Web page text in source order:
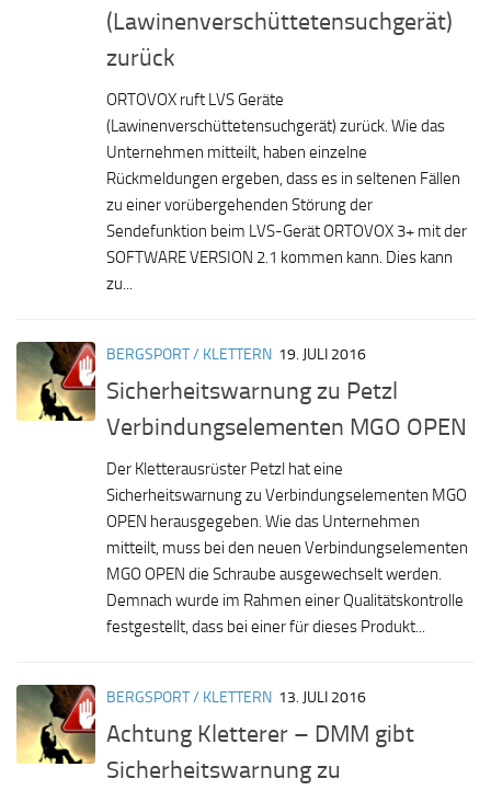
(Lawinenverschüttetensuchgerät)
zurück
ORTOVOX ruft LVS Geräte
(Lawinenverschüttetensuchgerät) zurück. Wie das
Unternehmen mitteilt, haben einzelne
Rückmeldungen ergeben, dass es in seltenen Fällen
zu einer vorübergehenden Störung der
Sendefunktion beim LVS-Gerät ORTOVOX 3+ mit der
SOFTWARE VERSION 2.1 kommen kann. Dies kann
zu...
BERGSPORT / KLETTERN 19. JULI 2016
Sicherheitswarnung zu Petzl
Verbindungselementen MGO OPEN
Der Kletterausrüster Petzl hat eine
Sicherheitswarnung zu Verbindungselementen MGO
OPEN herausgegeben. Wie das Unternehmen
mitteilt, muss bei den neuen Verbindungselementen
MGO OPEN die Schraube ausgewechselt werden.
Demnach wurde im Rahmen einer Qualitätskontrolle
festgestellt, dass bei einer für dieses Produkt...
BERGSPORT / KLETTERN 13. JULI 2016
Achtung Kletterer – DMM gibt
Sicherheitswarnung zu